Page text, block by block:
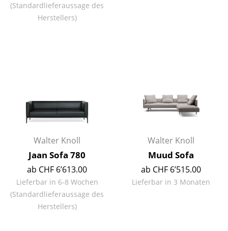
Räume
Schlafzimmer
Kinderzimmer
Arbeitszimmer
Diele
Badezimmer
Stauraum
(Standardlieferaussage des
Herstellers)
Walter Knoll
Jaan Sofa 780
ab CHF 6’613.00
Lieferbar in 6-8 Wochen
(Standardlieferaussage des
Herstellers)
Walter Knoll
Muud Sofa
ab CHF 6’515.00
Lieferbar in 3 Monaten